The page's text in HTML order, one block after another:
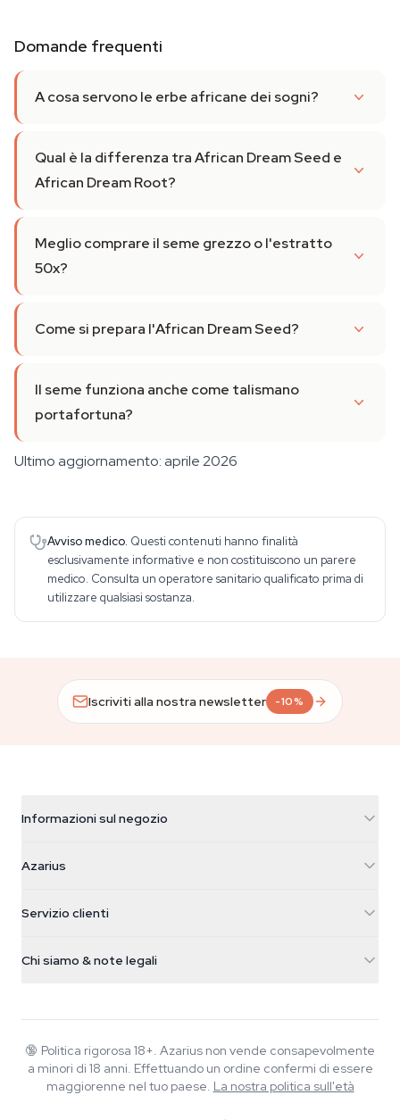
Domande frequenti
A cosa servono le erbe africane dei sogni?
Qual è la differenza tra African Dream Seed e
African Dream Root?
Meglio comprare il seme grezzo o l'estratto
50x?
Come si prepara l'African Dream Seed?
Il seme funziona anche come talismano
portafortuna?
Ultimo aggiornamento: aprile 2026
Avviso medico. Questi contenuti hanno finalità
esclusivamente informative e non costituiscono un parere
medico. Consulta un operatore sanitario qualificato prima di
utilizzare qualsiasi sostanza.
Iscriviti alla nostra newsletter -10%
Informazioni sul negozio
Galvaniweg 11
Nederland
+31(0)204897914
Azarius
Smokeshop
Servizio clienti
FAQ
Informativa sulla privacy
Chi siamo & note legali
Wiki
Blog
Scrittori
🔞 Politica rigorosa 18+. Azarius non vende consapevolmente
a minori di 18 anni. Effettuando un ordine confermi di essere
maggiorenne nel tuo paese. La nostra politica sull'età